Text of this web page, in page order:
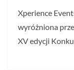
Xperience
wyróżniona
XV edycji